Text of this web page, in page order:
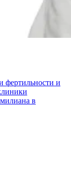
фертильности и
в